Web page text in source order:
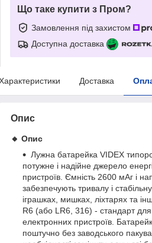
Що таке купити з Пром?
Замовлення під захистом
Доступна доставка
Доставка
Опис
🔸 Опис
Лужна батарейка VIDEX
потужне і надійне джерело
пристроїв. Ємність 2600 мАг і
забезпечують тривалу і
іграшках, мишках, ліхтарях та
R6 (або LR6, 316) - стандарт для
електронних пристроїв.
поштучно без заводського